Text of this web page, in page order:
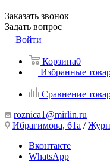
Заказать звонок
Задать вопрос
Войти
Корзина0
Избранные
Сравнение
roznica1@mirlin.ru
Ибрагимова, 61а /
Вконтакте
WhatsApp